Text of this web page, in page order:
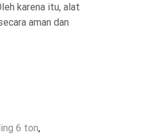
karena itu, alat
aman dan
6 ton,